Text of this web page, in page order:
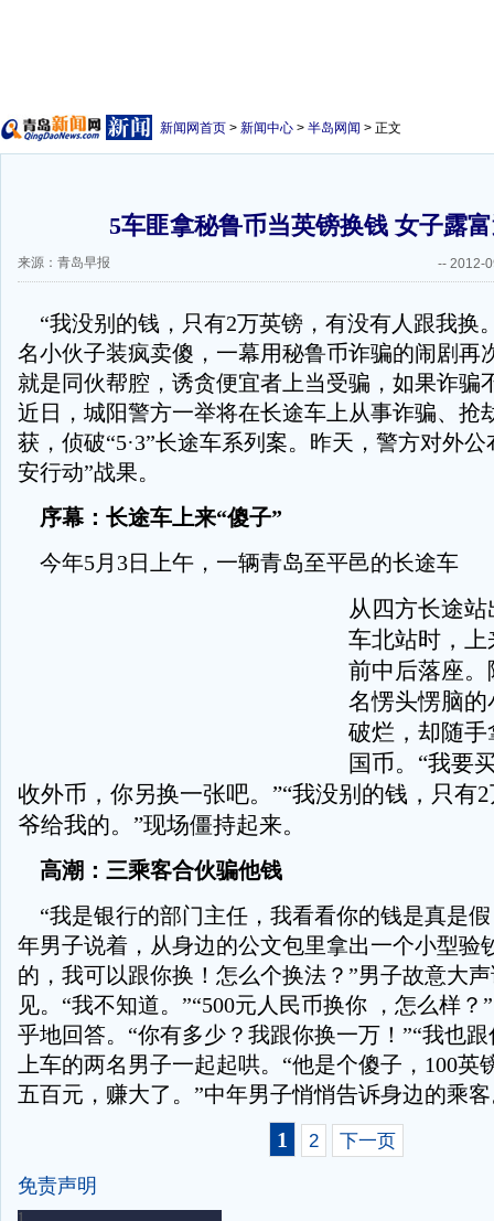
新闻网首页 > 新闻中心 > 半岛网闻 > 正文
5车匪拿秘鲁币当英镑换钱 女子露
来源：青岛早报 -- 2012-
“我没别的钱，只有2万英镑，有没有人跟我换
名小伙子装疯卖傻，一幕用秘鲁币诈骗的闹剧再
就是同伙帮腔，诱贪便宜者上当受骗，如果诈骗
近日，城阳警方一举将在长途车上从事诈骗、抢
获，侦破“5·3”长途车系列案。昨天，警方对外
安行动”战果。
序幕：长途车上来“傻子”
今年5月3日上午，一辆青岛至平邑的长途车
从四方长途
车北站时，
前中后落座
名愣头愣脑
破烂，却随
国币。“我要
收外币，你另换一张吧。”“我没别的钱，只有
爷给我的。”现场僵持起来。
高潮：三乘客合伙骗他钱
“我是银行的部门主任，我看看你的钱是真是
年男子说着，从身边的公文包里拿出一个小型验
的，我可以跟你换！怎么个换法？”男子故意大
见。“我不知道。”“500元人民币换你 ，怎么样？
乎地回答。“你有多少？我跟你换一万！”“我也
上车的两名男子一起起哄。“他是个傻子，100英
五百元，赚大了。”中年男子悄悄告诉身边的乘
1
2 下一页
免责声明